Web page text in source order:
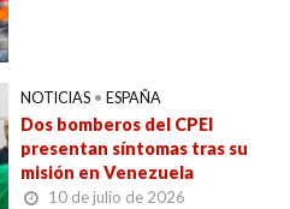
NOTICIAS • ESPAÑA
Dos bomberos del CPEI
presentan síntomas tras su
misión en Venezuela
10 de julio de 2026